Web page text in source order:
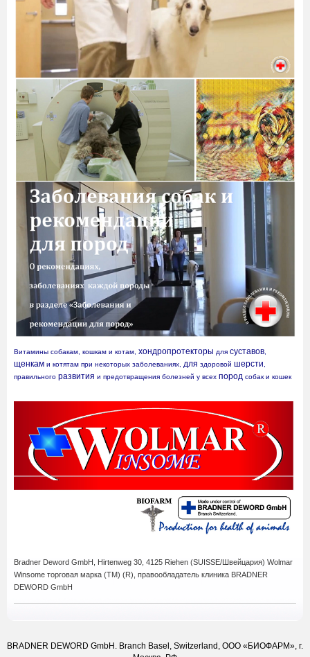
Витамины собакам, кошкам и котам, хондропротекторы для суставов
щенкам и котятам при некоторых заболеваниях, для здоровой шерсти,
правильного развития и предотвращения болезней у всех пород собак и кошек
Bradner Deword GmbH, Hirtenweg 30, 4125 Riehen (SUISSE/Швейцария) Wolmar
Winsome торговая марка (ТМ) (R), правообладатель клиника BRADNER
DEWORD GmbH
BRADNER DEWORD GmbH. Branch Basel, Switzerland, ООО «БИОФАРМ», г.